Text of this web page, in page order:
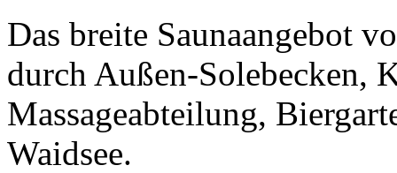
Das breite Saunaangebot
durch Außen-Solebecken,
Massageabteilung,
Waidsee.